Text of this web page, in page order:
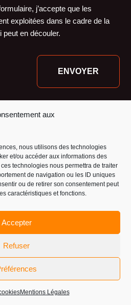
aux
nous utilisons des technologies
et/ou accéder aux informations des
technologies nous permettra de traiter
de navigation ou les ID uniques
ou de retirer son consentement peut
caractéristiques et fonctions.
Accepter
Refuser
Mentions Légales
j’accepte que les
exploitées dans le cadre de la
peut en découler.